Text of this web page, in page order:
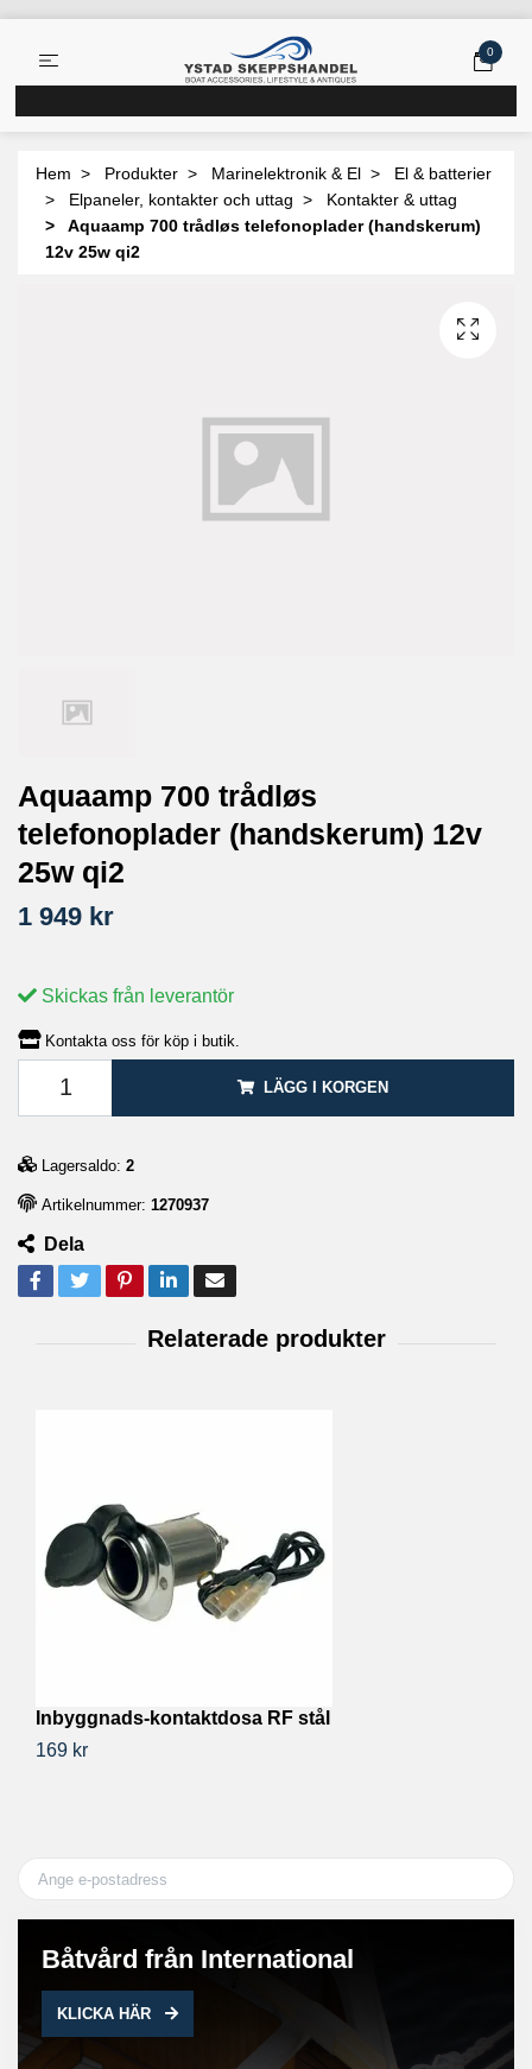
0
Båtvård från International
KLICKA HÄR
Hem Produkter Marinelektronik & El
El & batterier
Elpaneler, kontakter och uttag
Kontakter & uttag
Aquaamp 700 trådløs telefonoplader (handskerum)
12v 25w qi2
Aquaamp 700 trådløs
telefonoplader (handskerum) 12v
25w qi2
1 949 kr
Skickas från leverantör
Kontakta oss för köp i butik.
LÄGG I KORGEN
Lagersaldo: 2
Artikelnummer: 1270937
Dela
Inbyggnads-kontaktdosa RF stål
169 kr